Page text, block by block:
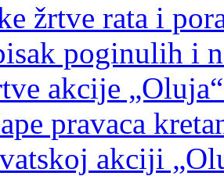
žrtve rata i
poginulih i
akcije
pravaca
akciji